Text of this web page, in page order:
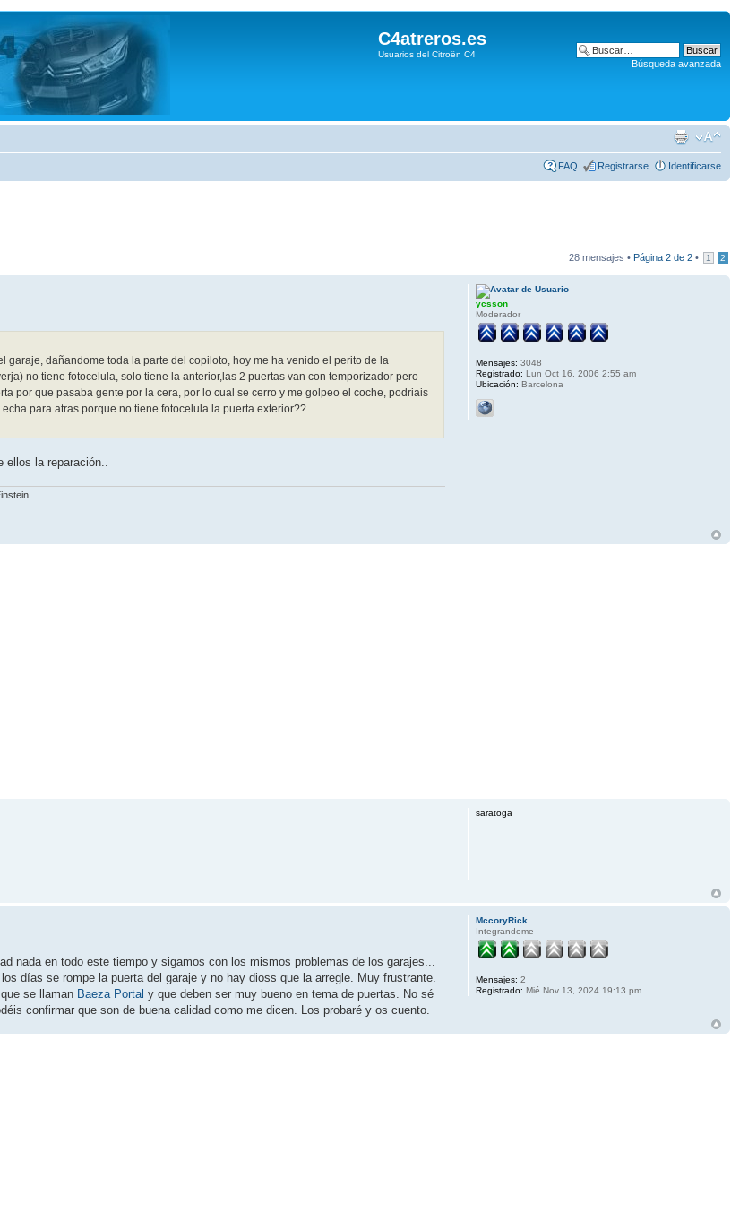
Búsqueda avanzada
C4atreros.es
Usuarios del Citroën C4
FAQ Registrarse Identificarse
28 mensajes • Página 2 de 2 • 1 2
dañandome toda la parte del copiloto, hoy me ha venido el perito de la
no tiene fotocelula, solo tiene la anterior,las 2 puertas van con temporizador pero
por que pasaba gente por la cera, por lo cual se cerro y me golpeo el coche, podriais
para atras porque no tiene fotocelula la puerta exterior??
la reparación..
ycsson
Moderador
Mensajes: 3048
Registrado: Lun Oct 16, 2006 2:55 am
Ubicación: Barcelona
saratoga
nada en todo este tiempo y sigamos con los mismos problemas de los garajes...
días se rompe la puerta del garaje y no hay dioss que la arregle. Muy frustrante.
se llaman Baeza Portal y que deben ser muy bueno en tema de puertas. No sé
confirmar que son de buena calidad como me dicen. Los probaré y os cuento.
MccoryRick
Integrandome
Mensajes: 2
Registrado: Mié Nov 13, 2024 19:13 pm